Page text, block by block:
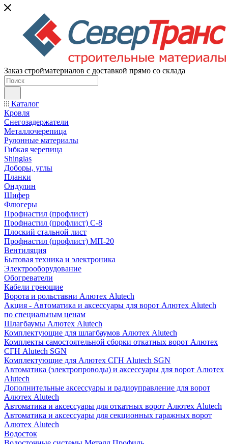
Заказ стройматериалов с доставкой прямо со склада
Каталог
Кровля
Снегозадержатели
Металлочерепица
Рулонные материалы
Гибкая черепица
Shinglas
Доборы, углы
Планки
Ондулин
Шифер
Флюгеры
Профнастил (профлист)
Профнастил (профлист) С-8
Плоский стальной лист
Профнастил (профлист) МП-20
Вентиляция
Бытовая техника и электроника
Электрооборудование
Обогреватели
Кабели греющие
Ворота и рольставни Алютех Alutech
Акция - Автоматика и аксессуары для ворот Алютех Alutech
по специальным ценам
Шлагбаумы Алютех Alutech
Комплектующие для шлагбаумов Алютех Alutech
Комплекты самостоятельной сборки откатных ворот Алютех
СГН Alutech SGN
Комплектующие для Алютех СГН Alutech SGN
Автоматика (электропроводы) и аксессуары для ворот Алютех
Alutech
Дополнительные аксессуары и радиоуправление для ворот
Алютех Alutech
Автоматика и аксессуары для откатных ворот Алютех Alutech
Автоматика и аксессуары для секционных гаражных ворот
Алютех Alutech
Водосток